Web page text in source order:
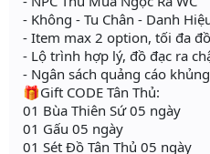
- Không - Tu Chân - Danh
- Item max 2 option, tối đa
- Lộ trình hợp lý, đồ đạc ra
- Ngân sách quảng cáo
🎁Gift CODE Tân Thủ:
01 Bùa Thiên Sứ 05 ngày
01 Gấu 05 ngày
01 Sét Đồ Tân Thủ 05 ngày